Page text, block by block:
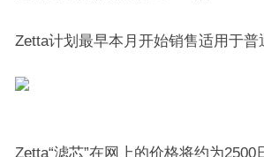
Zetta计划最早本月开始销售适用于普
Zetta“滤芯”在网上的价格将约为2500